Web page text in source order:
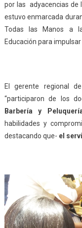
por las adyacencias de
estuvo enmarcada
Todas las Manos a
Educación para
El gerente regional
“participaron de los
Barbería y
habilidades y
destacando que- el